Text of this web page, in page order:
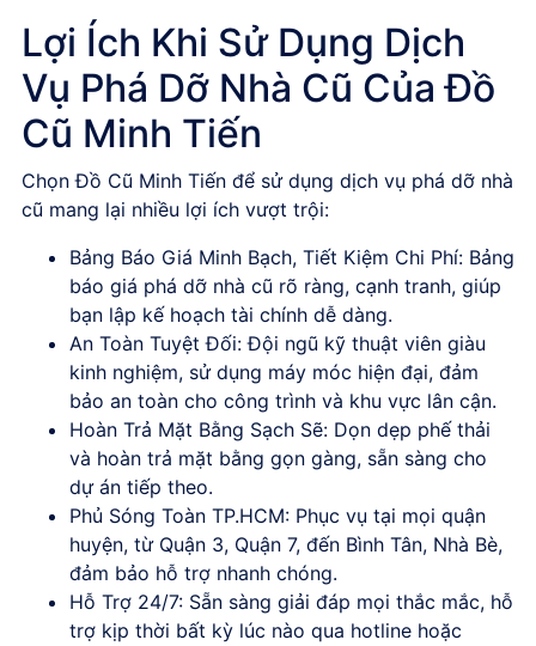
Lợi Ích Khi Sử Dụng Dịch
Vụ Phá Dỡ Nhà Cũ Của Đồ
Cũ Minh Tiến
ChọnĐồ Cũ Minh Tiến để sử dụng dịch vụ phá dỡ nhà
cũ mang lại nhiều lợi ích vượt trội:
Bảng Báo Giá Minh Bạch, Tiết Kiệm Chi Phí: Bảng
báo giá phá dỡ nhà cũ rõ ràng, cạnh tranh, giúp
bạn lập kế hoạch tài chính dễ dàng.
An Toàn Tuyệt Đối: Đội ngũ kỹ thuật viên giàu
kinh nghiệm, sử dụng máy móc hiện đại, đảm
bảo an toàn cho công trình và khu vực lân cận.
Hoàn Trả Mặt Bằng Sạch Sẽ: Dọn dẹp phế thải
và hoàn trả mặt bằng gọn gàng, sẵn sàng cho
dự án tiếp theo.
Phủ Sóng Toàn TP.HCM: Phục vụ tại mọi quận
huyện, từ Quận 3, Quận 7, đến Bình Tân, Nhà Bè,
đảm bảo hỗ trợ nhanh chóng.
Hỗ Trợ 24/7: Sẵn sàng giải đáp mọi thắc mắc, hỗ
trợ kịp thời bất kỳ lúc nào qua hotline hoặc